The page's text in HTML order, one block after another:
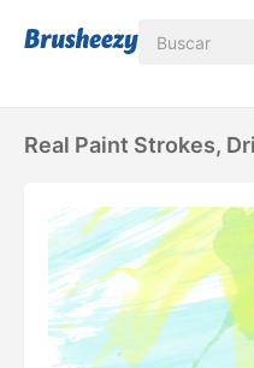
Real Paint Strokes,